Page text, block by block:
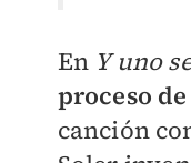
En Y uno
proceso
canción